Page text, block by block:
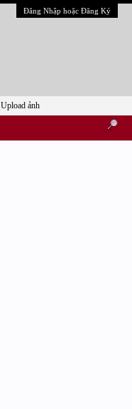
Đăng Nhập hoặc Đăng Ký
Upload ảnh